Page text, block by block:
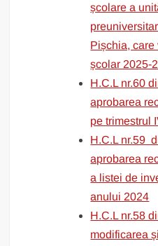
școlare a
Pișchia, care
școlar 2025-
H.C.L nr.60
aprobarea
pe trimestrul
H.C.L nr.59
aprobarea
a listei de
anului 2024
H.C.L nr.58
modificarea